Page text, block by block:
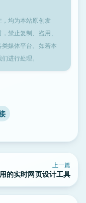
均为本站原创发
禁止复制、盗用、
媒体平台。如若本
进行处理。
上一篇
的实时网页设计工具